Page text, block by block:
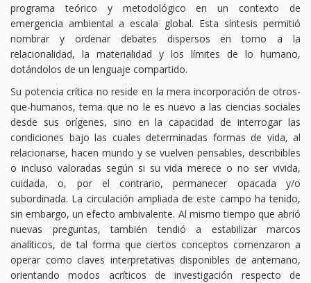
programa teórico y metodológico en un contexto de
emergencia ambiental a escala global. Esta síntesis permitió
nombrar y ordenar debates dispersos en torno a la
relacionalidad, la materialidad y los límites de lo humano,
dotándolos de un lenguaje compartido.
Su potencia crítica no reside en la mera incorporación de otros-
que-humanos, tema que no le es nuevo a las ciencias sociales
desde sus orígenes, sino en la capacidad de interrogar las
condiciones bajo las cuales determinadas formas de vida, al
relacionarse, hacen mundo y se vuelven pensables, describibles
o incluso valoradas según si su vida merece o no ser vivida,
cuidada, o, por el contrario, permanecer opacada y/o
subordinada. La circulación ampliada de este campo ha tenido,
sin embargo, un efecto ambivalente. Al mismo tiempo que abrió
nuevas preguntas, también tendió a estabilizar marcos
analíticos, de tal forma que ciertos conceptos comenzaron a
operar como claves interpretativas disponibles de antemano,
orientando modos acríticos de investigación respecto de